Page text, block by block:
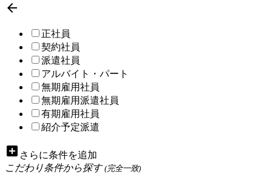

正社員
契約社員
派遣社員
アルバイト・パート
無期雇用社員
無期雇用派遣社員
有期雇用社員
紹介予定派遣
add_box さらに条件を追加
こだわり条件から探す(完全一致)